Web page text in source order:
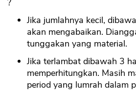
?
Jika jumlahnya kecil,
akan mengabaikan.
tunggakan yang material.
Jika terlambat dibawah 3
memperhitungkan. Masih
period yang lumrah dalam